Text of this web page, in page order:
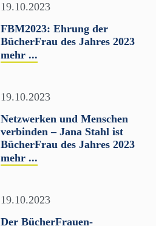
19.10.2023
FBM2023: Ehrung der
BücherFrau des Jahres 2023
mehr ...
19.10.2023
Netzwerken und Menschen
verbinden – Jana Stahl ist
BücherFrau des Jahres 2023
mehr ...
19.10.2023
Der BücherFrauen-